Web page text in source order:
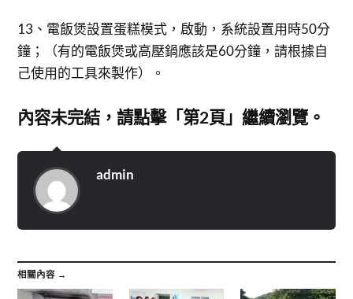
13、電飯煲設置蛋糕模式，啟動，系統設置用時50分
鐘；（有的電飯煲或高壓鍋應該是60分鐘，請根據自
己使用的工具來製作）。
內容未完結，請點擊「第2頁」繼續瀏覽。
admin
相關內容 →